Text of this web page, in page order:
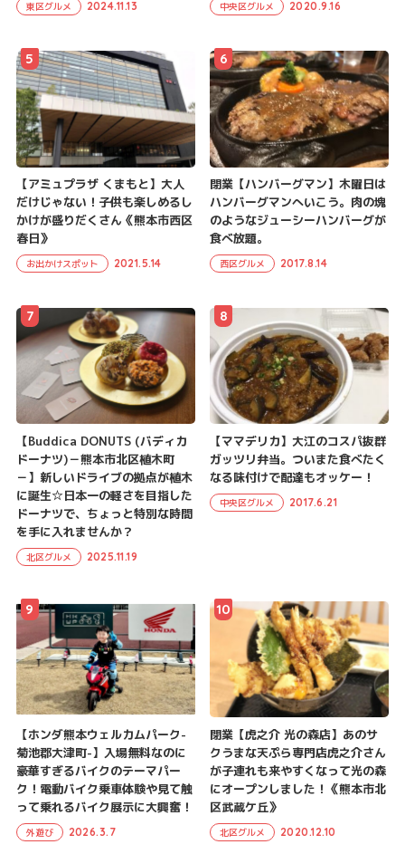
東区グルメ 2024.11.13 中央区グルメ 2020.9.16
【アミュプラザ くまもと】大人
だけじゃない！子供も楽しめるし
かけが盛りだくさん《熊本市西区
春日》
お出かけスポット 2021.5.14
5
閉業【ハンバーグマン】木曜日は
ハンバーグマンへいこう。肉の塊
のようなジューシーハンバーグが
食べ放題。
西区グルメ 2017.8.14
6
【Buddica DONUTS (バディカ
ドーナツ)－熊本市北区植木町
－】新しいドライブの拠点が植木
に誕生☆日本一の軽さを目指した
ドーナツで、ちょっと特別な時間
を手に入れませんか？
北区グルメ 2025.11.19
7
【ママデリカ】大江のコスパ抜群
ガッツリ弁当。ついまた食べたく
なる味付けで配達もオッケー！
中央区グルメ 2017.6.21
8
【ホンダ熊本ウェルカムパーク-
菊池郡大津町-】入場無料なのに
豪華すぎるバイクのテーマパー
ク！電動バイク乗車体験や見て触
って乗れるバイク展示に大興奮！
外遊び 2026.3.7
9
閉業【虎之介 光の森店】あのサ
クうまな天ぷら専門店虎之介さん
が子連れも来やすくなって光の森
にオープンしました！《熊本市北
区武蔵ケ丘》
北区グルメ 2020.12.10
10